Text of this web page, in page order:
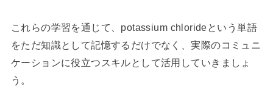
これらの学習を通じて、potassium chlorideという単語
をただ知識として記憶するだけでなく、実際のコミュニ
ケーションに役立つスキルとして活用していきましょ
う。